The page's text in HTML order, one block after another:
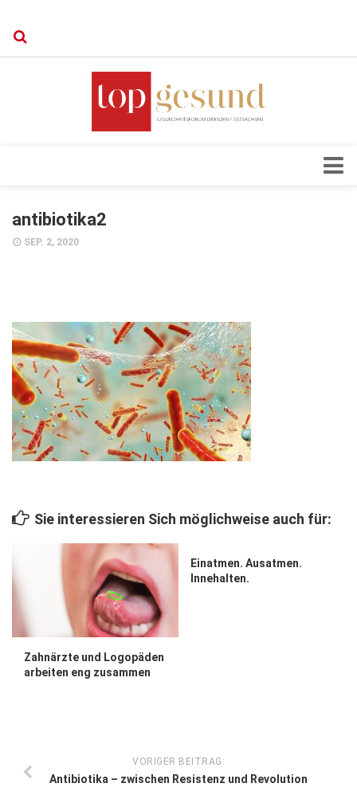
Verkaufsstellen
Kontakt, Impressum und Rechtliche Angaben
Datenschutzerklärung
Forschung
Schönheit & Wohlbefinden
Special
Wirtschaft, Recht, Finanzen
Zahn, Mund, Kiefer
Forum Gesundheit
Allgemein
Innovationen
Kampf gegen Krebs
Hören
Lebensart
antibiotika2
SEP. 2, 2020
Sie interessieren Sich möglichweise auch für:
Zahnärzte und Logopäden
arbeiten eng zusammen
Einatmen. Ausatmen.
Innehalten.
VORIGER BEITRAG:
Antibiotika – zwischen Resistenz und Revolution